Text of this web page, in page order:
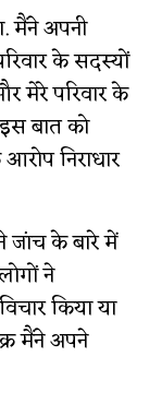
मैंने अपनी
के सदस्यों
मेरे परिवार के
बात को
निराधार
जांच के बारे में
ने
किया या
मैंने अपने